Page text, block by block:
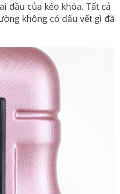
đầu của kéo khóa. Tất cả
không có dấu vết gì đã